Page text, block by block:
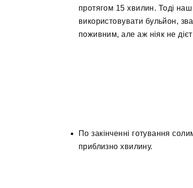
протягом 15 хвилин. Тоді
використовувати бульйон,
поживним, але аж ніяк не
По закінченні готування
приблизно хвилину.